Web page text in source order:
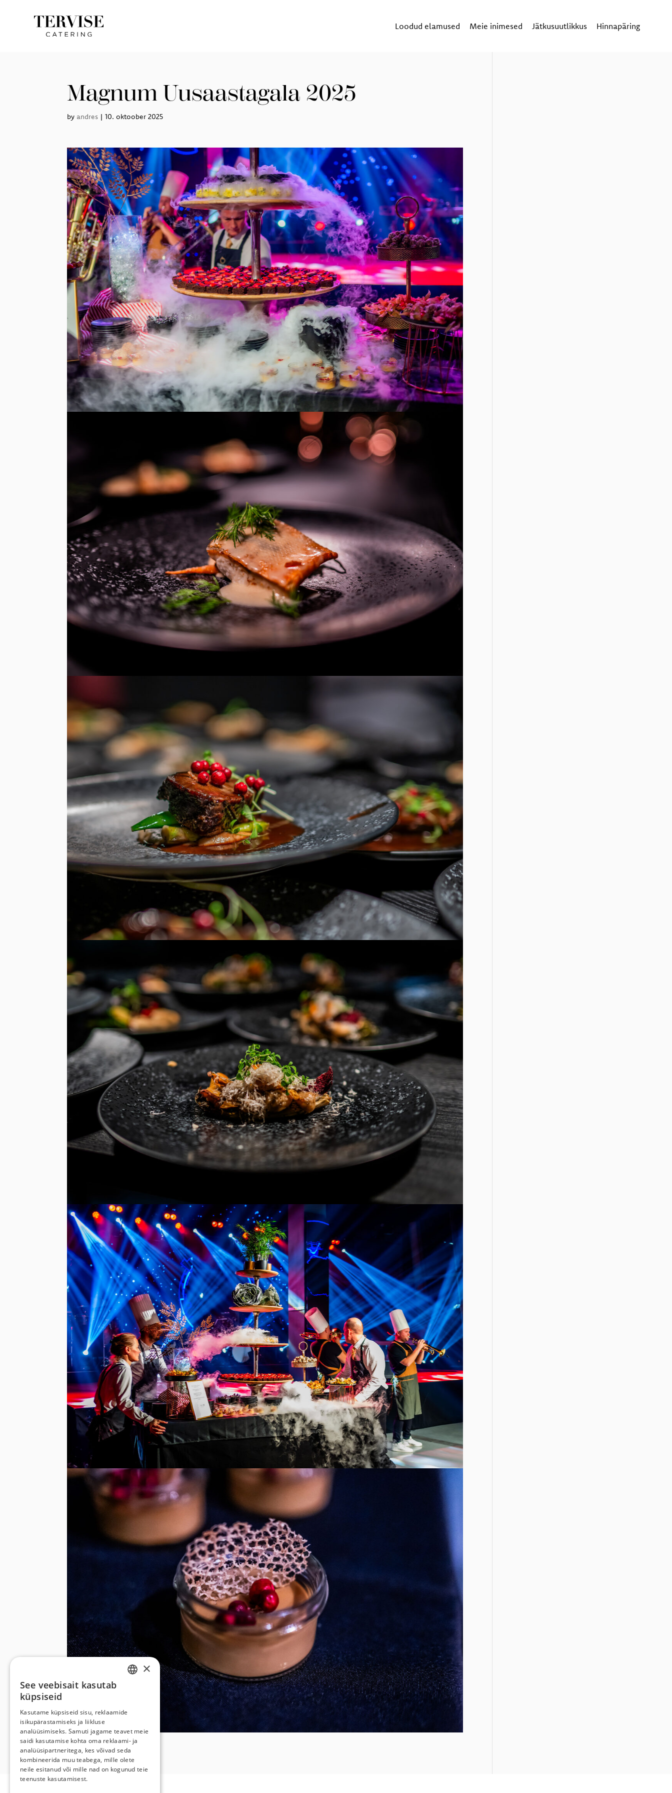
Loodud elamused Meie inimesed Jätkusuutlikkus Hinnapäring
Magnum Uusaastagala 2025
by andres |10. oktoober 2025
×
See veebisait kasutab
küpsiseid
Kasutame küpsiseid sisu, reklaamide
isikupärastamiseks ja liikluse
analüüsimiseks. Samuti jagame teavet meie
saidi kasutamise kohta oma reklaami- ja
analüüsipartneritega, kes võivad seda
kombineerida muu teabega, mille olete
neile esitanud või mille nad on kogunud teie
teenuste kasutamisest.